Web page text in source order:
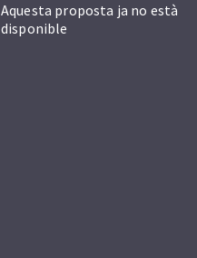
Aquesta proposta ja no està
disponible